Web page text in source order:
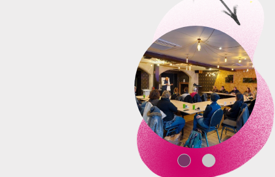
La commercialisation durable
: mettre du
La responsabilité: favoriser
L’impact positif: générer
de vie au travail.
Le slogan «Commercialisons
autrement, avec éthique,
Accompagnement
Formation initiale de 24
Phase d’observation terrain
Phase d’expérimentation